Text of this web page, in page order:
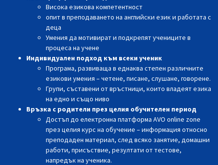
Висока езикова компетентност
опит в преподаването на английски език и работата с
деца
Умения да мотивират и подкрепят учениците в
процеса на учене
Индивидуален подход към всеки ученик
Програма, развиваща в еднаква степен различните
езикови умения – четене, писане, слушане, говорене.
Групи, съставени от връстници, които владеят езика
на едно и също ниво
Връзка с родители през целия обучителен период
Достъп до електронна платформа AVO online zone
през целия курс на обучение – информация относно
преподаден материал, след всяко занятие, домашни
работи, присъствие, резултати от тестове,
напредък на ученика.